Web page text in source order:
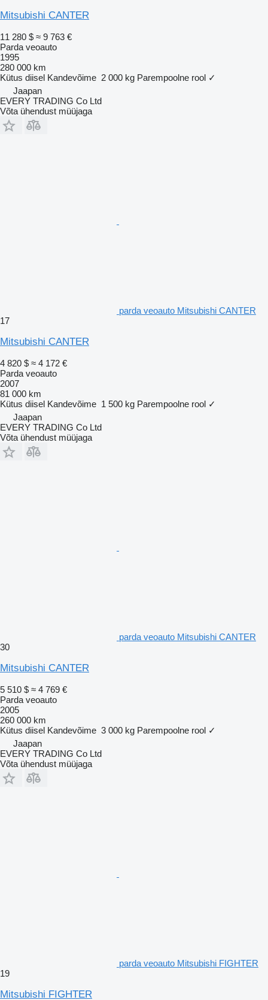
Mitsubishi CANTER
11 280 $ ≈ 9 763 €
Parda veoauto
1995
280 000 km
Kütus diisel Kandevõime 2 000 kg Parempoolne rool ✓
Jaapan
EVERY TRADING Co Ltd
Võta ühendust müüjaga
parda veoauto Mitsubishi CANTER
17
Mitsubishi CANTER
4 820 $ ≈ 4 172 €
Parda veoauto
2007
81 000 km
Kütus diisel Kandevõime 1 500 kg Parempoolne rool ✓
Jaapan
EVERY TRADING Co Ltd
Võta ühendust müüjaga
parda veoauto Mitsubishi CANTER
30
Mitsubishi CANTER
5 510 $ ≈ 4 769 €
Parda veoauto
2005
260 000 km
Kütus diisel Kandevõime 3 000 kg Parempoolne rool ✓
Jaapan
EVERY TRADING Co Ltd
Võta ühendust müüjaga
parda veoauto Mitsubishi FIGHTER
19
Mitsubishi FIGHTER